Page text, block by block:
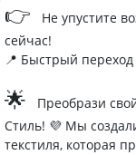
👉
Не упустите
сейчас!
📍 Быстрый переход
🌟
Преобрази
Стиль! 💜 Мы
текстиля, которая